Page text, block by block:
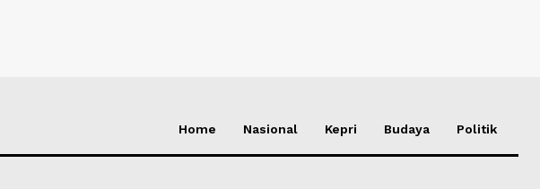
Home Nasional Kepri Budaya Politik